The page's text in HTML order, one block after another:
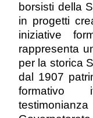
borsisti della
in progetti
iniziative
rappresenta
per la storica
dal 1907
formativo